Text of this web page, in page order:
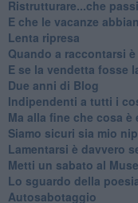
​Ristrutturare...che
​E che le vacanze
​Lenta ripresa
​Quando a raccontarsi
​E se la vendetta fosse
​Due anni di Blog
​Indipendenti a tutti i
​Ma alla fine che cosa
​Siamo sicuri sia mio
​Lamentarsi è davvero
​Metti un sabato al
​Lo sguardo della
Autosabotaggio